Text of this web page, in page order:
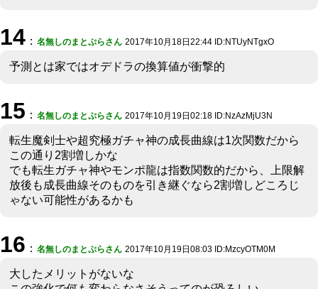
14 ： 名無しのまとぷらさん 2017年10月18日22:44 ID:NTUyNTgxO
予測とは家ではオデドラの換算値が衝撃的
15 ： 名無しのまとぷらさん 2017年10月19日02:18 ID:NzAzMjU3N
転生魔剣士や超究極ガチャ神の成長曲線は1次関数だから
この通り2割増しかな
でも転生ガチャ神やモンポ龍は指数関数的だから、上限解
放後も成長曲線そのものを引き継ぐなら2割増しどころじ
ゃない可能性があるかも
16 ： 名無しのまとぷらさん 2017年10月19日08:03 ID:MzcyOTM0M
大したメリットがないな